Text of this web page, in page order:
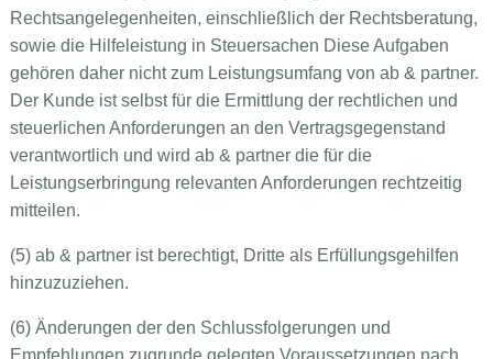
Rechtsangelegenheiten, einschließlich der Rechtsberatung,
sowie die Hilfeleistung in Steuersachen Diese Aufgaben
gehören daher nicht zum Leistungsumfang von ab & partner.
Der Kunde ist selbst für die Ermittlung der rechtlichen und
steuerlichen Anforderungen an den Vertragsgegenstand
verantwortlich und wird ab & partner die für die
Leistungserbringung relevanten Anforderungen rechtzeitig
mitteilen.
(5) ab & partner ist berechtigt, Dritte als Erfüllungsgehilfen
hinzuzuziehen.
(6) Änderungen der den Schlussfolgerungen und